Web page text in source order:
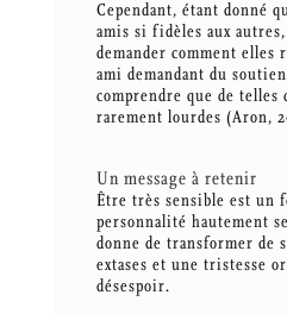
Cependant, étant donné
amis si fidèles aux
demander comment elles
ami demandant du
comprendre que de telles
rarement lourdes (Aron,
Un message à retenir
Être très sensible est un
personnalité hautement
donne de transformer de
extases et une tristesse
désespoir.